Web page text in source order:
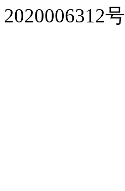
2020006312号